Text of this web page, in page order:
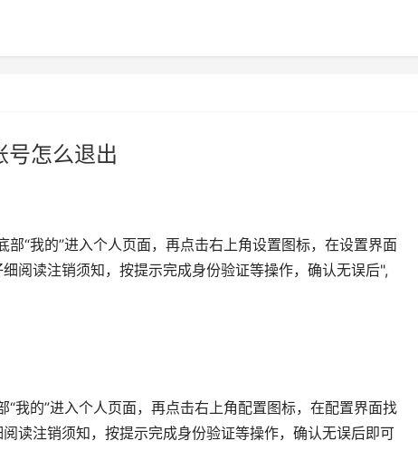
号怎么退出
“我的”进入个人页面，再点击右上角设置图标，在设置界面
阅读注销须知，按提示完成身份验证等操作，确认无误后",
我的”进入个人页面，再点击右上角配置图标，在配置界面找
读注销须知，按提示完成身份验证等操作，确认无误后即可